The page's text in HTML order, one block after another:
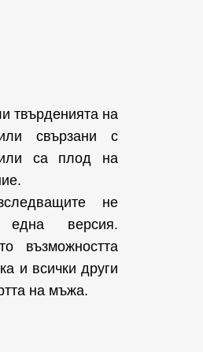
твърденията на
свързани с
или са плод на
не
една версия.
възможността
и всички други
на мъжа.